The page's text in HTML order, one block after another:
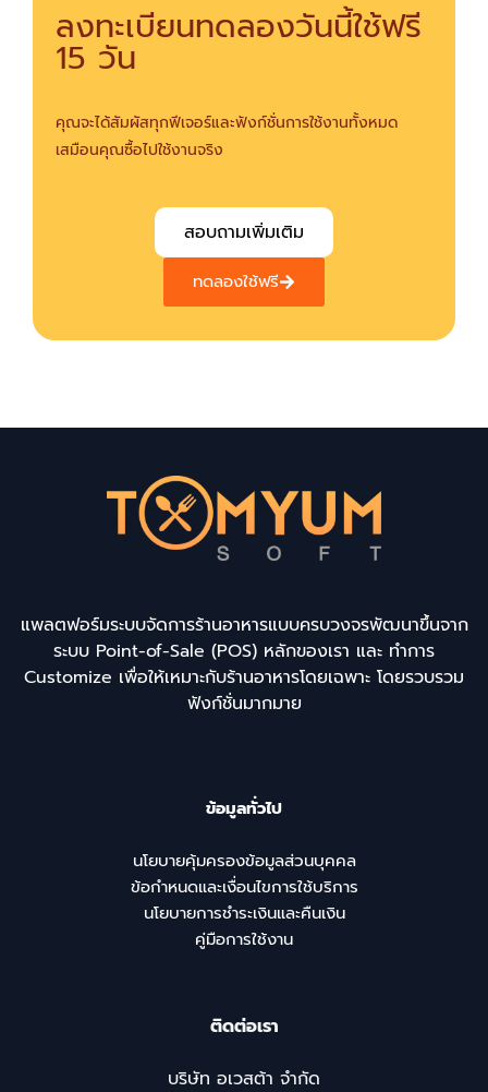
ลงทะเบียนทดลองวันนี้ใช้ฟรี
15 วัน
คุณจะได้สัมผัสทุกฟีเจอร์และฟังก์ชั่นการใช้งานทั้งหมด
เสมือนคุณซื้อไปใช้งานจริง
สอบถามเพิ่มเติม
ทดลองใช้ฟรี
แพลตฟอร์มระบบจัดการร้านอาหารแบบครบวงจรพัฒนาขึ้นจาก
ระบบ Point-of-Sale (POS) หลักของเรา และ ทำการ
Customize เพื่อให้เหมาะกับร้านอาหารโดยเฉพาะ โดยรวบรวม
ฟังก์ชั่นมากมาย
ข้อมูลทั่วไป
นโยบายคุ้มครองข้อมูลส่วนบุคคล
ข้อกำหนดและเงื่อนไขการใช้บริการ
นโยบายการชำระเงินและคืนเงิน
คู่มือการใช้งาน
ติดต่อเรา
บริษัท อเวสต้า จำกัด